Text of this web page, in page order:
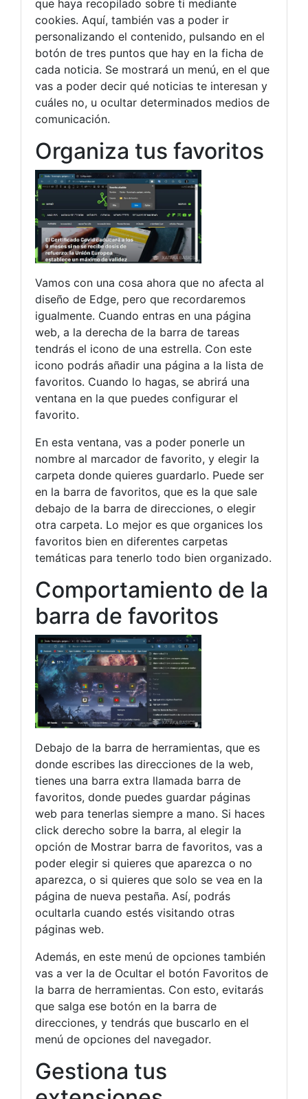
que haya recopilado sobre ti mediante
cookies. Aquí, también vas a poder ir
personalizando el contenido, pulsando en el
botón de tres puntos que hay en la ficha de
cada noticia. Se mostrará un menú, en el que
vas a poder decir qué noticias te interesan y
cuáles no, u ocultar determinados medios de
comunicación.
Organiza tus favoritos
Vamos con una cosa ahora que no afecta al
diseño de Edge, pero que recordaremos
igualmente. Cuando entras en una página
web, a la derecha de la barra de tareas
tendrás el icono de una estrella. Con este
icono podrás añadir una página a la lista de
favoritos. Cuando lo hagas, se abrirá una
ventana en la que puedes configurar el
favorito.
En esta ventana, vas a poder ponerle un
nombre al marcador de favorito, y elegir la
carpeta donde quieres guardarlo. Puede ser
en la barra de favoritos, que es la que sale
debajo de la barra de direcciones, o elegir
otra carpeta. Lo mejor es que organices los
favoritos bien en diferentes carpetas
temáticas para tenerlo todo bien organizado.
Comportamiento de la
barra de favoritos
Debajo de la barra de herramientas, que es
donde escribes las direcciones de la web,
tienes una barra extra llamada barra de
favoritos, donde puedes guardar páginas
web para tenerlas siempre a mano. Si haces
click derecho sobre la barra, al elegir la
opción de Mostrar barra de favoritos, vas a
poder elegir si quieres que aparezca o no
aparezca, o si quieres que solo se vea en la
página de nueva pestaña. Así, podrás
ocultarla cuando estés visitando otras
páginas web.
Además, en este menú de opciones también
vas a ver la de Ocultar el botón Favoritos de
la barra de herramientas. Con esto, evitarás
que salga ese botón en la barra de
direcciones, y tendrás que buscarlo en el
menú de opciones del navegador.
Gestiona tus